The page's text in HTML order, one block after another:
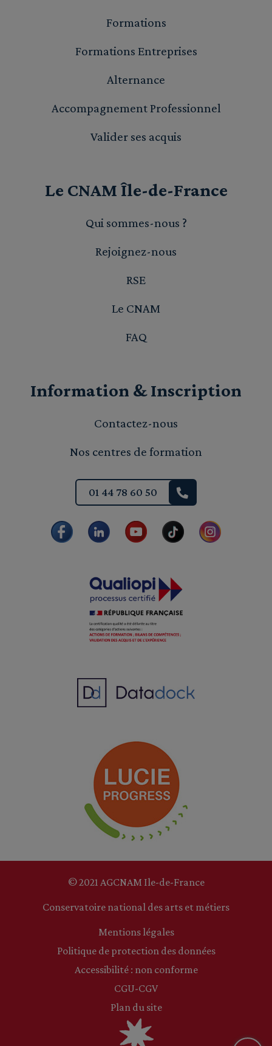
Formations
Formations Entreprises
Alternance
Accompagnement Professionnel
Valider ses acquis
Le CNAM Île-de-France
Qui sommes-nous ?
Rejoignez-nous
RSE
Le CNAM
FAQ
Information & Inscription
Contactez-nous
Nos centres de formation
01 44 78 60 50
© 2021 AGCNAM Ile-de-France
Conservatoire national des arts et métiers
Mentions légales
Politique de protection des données
Accessibilité : non conforme
CGU-CGV
Plan du site